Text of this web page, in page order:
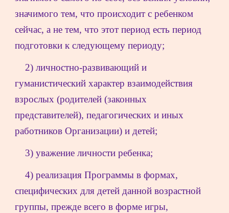
значимого тем, что происходит с ребенком
сейчас, а не тем, что этот период есть период
подготовки к следующему периоду;
2) личностно-развивающий и
гуманистический характер взаимодействия
взрослых (родителей (законных
представителей), педагогических и иных
работников Организации) и детей;
3) уважение личности ребенка;
4) реализация Программы в формах,
специфических для детей данной возрастной
группы, прежде всего в форме игры,